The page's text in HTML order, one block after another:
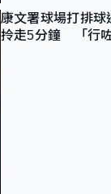
康文署球場打排
拎走5分鐘 「行咗